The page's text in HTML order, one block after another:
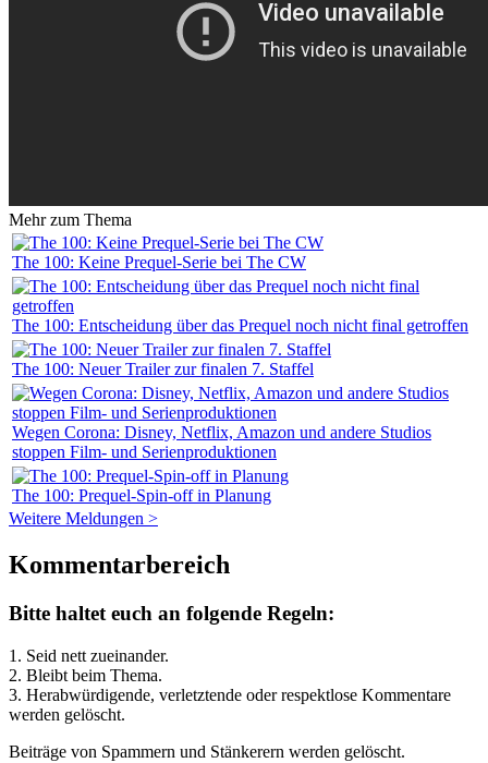
Mehr zum Thema
The 100: Keine Prequel-Serie bei The CW
The 100: Entscheidung über das Prequel noch nicht final getroffen
The 100: Neuer Trailer zur finalen 7. Staffel
Wegen Corona: Disney, Netflix, Amazon und andere Studios
stoppen Film- und Serienproduktionen
The 100: Prequel-Spin-off in Planung
Weitere Meldungen >
Kommentarbereich
Bitte haltet euch an folgende Regeln:
1. Seid nett zueinander.
2. Bleibt beim Thema.
3. Herabwürdigende, verletztende oder respektlose Kommentare
werden gelöscht.
Beiträge von Spammern und Stänkerern werden gelöscht.